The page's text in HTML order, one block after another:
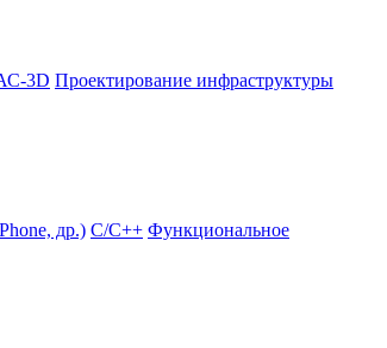
3D Проектирование инфраструктуры
др.) С/С++ Функциональное